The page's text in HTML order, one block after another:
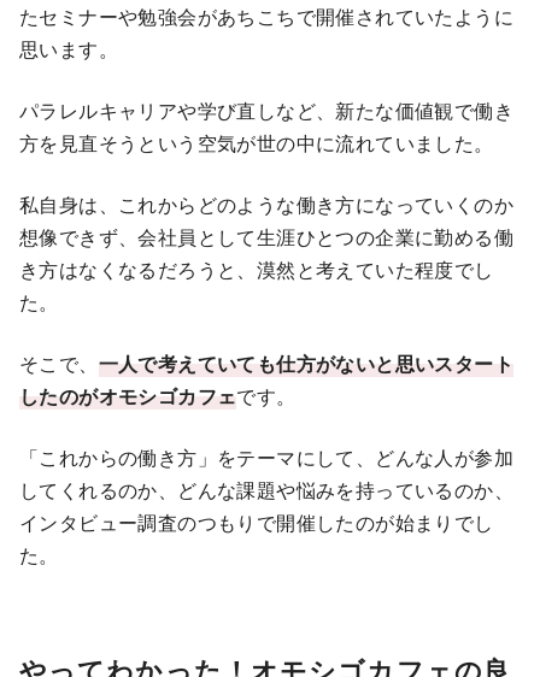
たセミナーや勉強会があちこちで開催されていたように
思います。
パラレルキャリアや学び直しなど、新たな価値観で働き
方を見直そうという空気が世の中に流れていました。
私自身は、これからどのような働き方になっていくのか
想像できず、会社員として生涯ひとつの企業に勤める働
き方はなくなるだろうと、漠然と考えていた程度でし
た。
そこで、 一人で考えていても仕方がないと思いスタート
したのがオモシゴカフェです。
「これからの働き方」をテーマにして、どんな人が参加
してくれるのか、どんな課題や悩みを持っているのか、
インタビュー調査のつもりで開催したのが始まりでし
た。